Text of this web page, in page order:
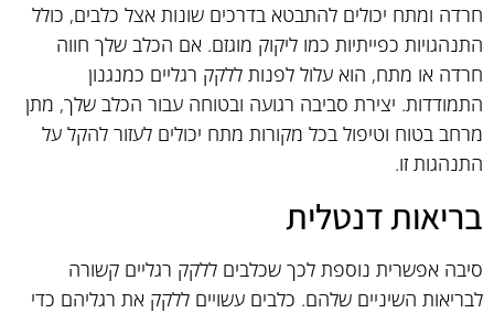
חרדה ומתח יכולים להתבטא בדרכים שונות אצל כלבים, כולל
התנהגויות כפייתיות כמו ליקוק מוגזם. אם הכלב שלך חווה
חרדה או מתח, הוא עלול לפנות ללקק רגליים כמנגנון
התמודדות. יצירת סביבה רגועה ובטוחה עבור הכלב שלך, מתן
מרחב בטוח וטיפול בכל מקורות מתח יכולים לעזור להקל על
התנהגות זו.
בריאות דנטלית
סיבה אפשרית נוספת לכך שכלבים ללקק רגליים קשורה
לבריאות השיניים שלהם. כלבים עשויים ללקק את רגליהם כדי